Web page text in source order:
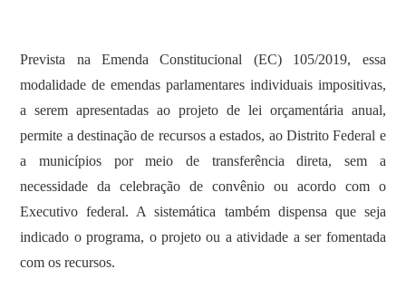
Prevista na Emenda Constitucional (EC) 105/2019, essa
modalidade de emendas parlamentares individuais impositivas,
a serem apresentadas ao projeto de lei orçamentária anual,
permite a destinação de recursos a estados, ao Distrito Federal e
a municípios por meio de transferência direta, sem a
necessidade da celebração de convênio ou acordo com o
Executivo federal. A sistemática também dispensa que seja
indicado o programa, o projeto ou a atividade a ser fomentada
com os recursos.